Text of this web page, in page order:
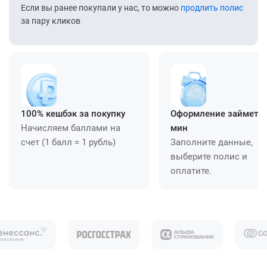
Если вы ранее покупали у нас, то можно продлить полис
за пару кликов
100% кешбэк за покупку
Начисляем баллами на
счет (1 балл = 1 рубль)
Оформление займет
мин
Заполните данные,
выберите полис и
оплатите.